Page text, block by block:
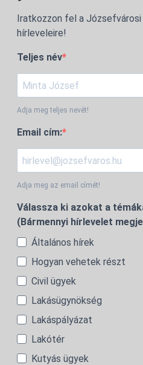
Iratkozzon fel a Józsefvárosi
hírleveleire!
Teljes név
Adja meg teljes nevét!
Email cím:
Adja meg az email címét!
Válassza ki azokat a
(Bármennyi hírlevelet
Általános hírek
Hogyan vehetek részt
Civil ügyek
Lakásügynökség
Lakáspályázat
Lakótér
Kutyás ügyek